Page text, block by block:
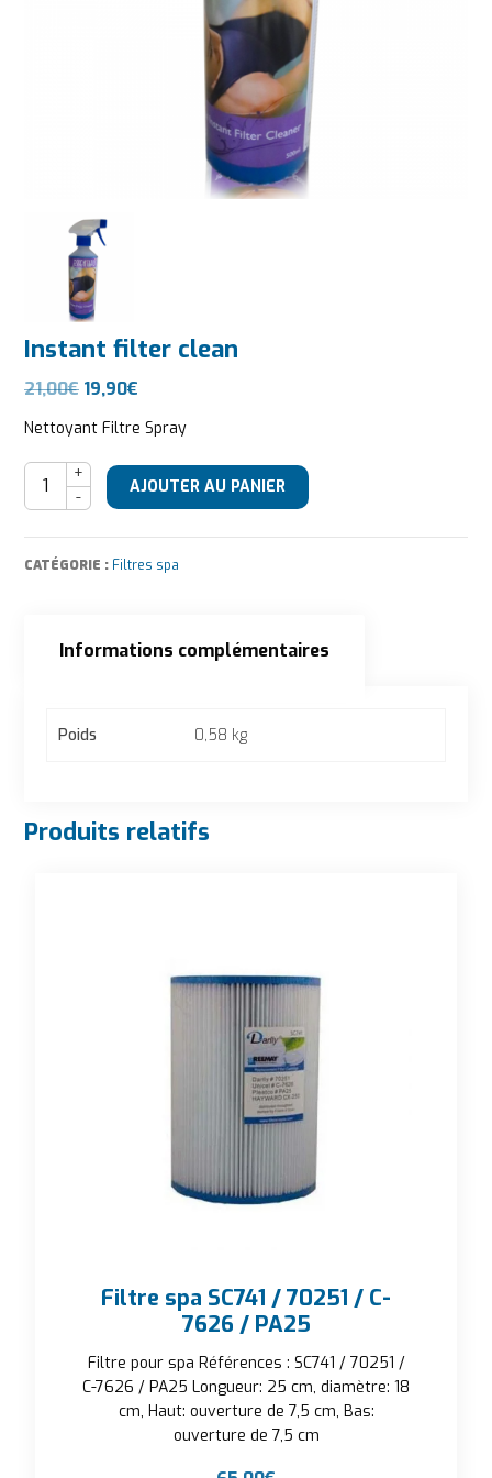
Instant filter clean
21,00€ Le prix initial était : 21,00€.
19,90€
Nettoyant Filtre Spray
quantité de Instant filter clean
AJOUTER AU PANIER
CATÉGORIE : Filtres spa
Informations complémentaires
Informations complémentaires
Poids 0,58 kg
Produits relatifs
Filtre spa SC741 / 70251 / C-
7626 / PA25
Filtre pour spa Références : SC741 / 70251 /
C-7626 / PA25 Longueur: 25 cm, diamètre: 18
cm, Haut: ouverture de 7,5 cm, Bas:
ouverture de 7,5 cm